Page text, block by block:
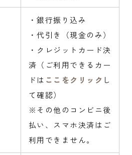
・銀行振り込み
・代引き（現金のみ）
・クレジットカード決
済（ご利用できるカー
ドは ここをクリック し
て確認）
※その他のコンビニ後
払い、スマホ決済はご
利用できません。